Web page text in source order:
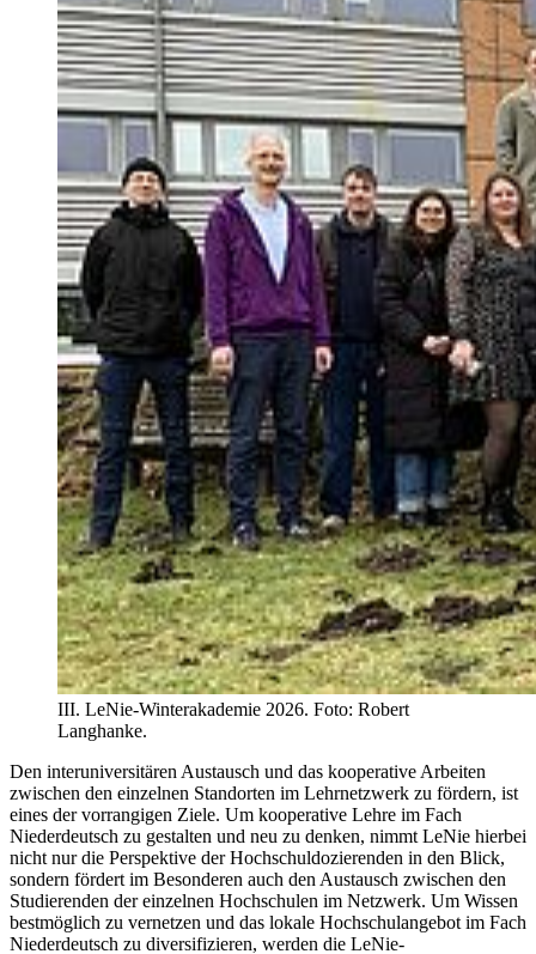
III. LeNie-Winterakademie 2026. Foto: Robert
Langhanke.
Den interuniversitären Austausch und das kooperative Arbeiten
zwischen den einzelnen Standorten im Lehrnetzwerk zu fördern, ist
eines der vorrangigen Ziele. Um kooperative Lehre im Fach
Niederdeutsch zu gestalten und neu zu denken, nimmt LeNie hierbei
nicht nur die Perspektive der Hochschuldozierenden in den Blick,
sondern fördert im Besonderen auch den Austausch zwischen den
Studierenden der einzelnen Hochschulen im Netzwerk. Um Wissen
bestmöglich zu vernetzen und das lokale Hochschulangebot im Fach
Niederdeutsch zu diversifizieren, werden die LeNie-